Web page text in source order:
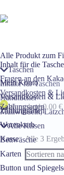
Alle Produkt zum
Taschen
Inhalte für Taschen
Handtücher
Mullwindeln,
Alle Kissen
Bettwäsche
Karten
Button und
Inhalt für die Tasche
Fragen an den
Versandkosten &
Zahlungsarten
Mein Konto
Versandkosten &
Zahlungsarten
Warenkorb
Kasse
Warenkorb0,00 €
Alle 3